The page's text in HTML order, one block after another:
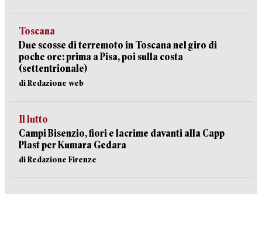
Toscana
Due scosse di terremoto in Toscana nel giro di
poche ore: prima a Pisa, poi sulla costa
(settentrionale)
di Redazione web
Il lutto
Campi Bisenzio, fiori e lacrime davanti alla Capp
Plast per Kumara Gedara
di Redazione Firenze